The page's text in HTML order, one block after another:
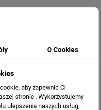
O Cookies
aby zapewnić Ci
stronie . Wykorzystujemy
ulepszenia naszych usług,